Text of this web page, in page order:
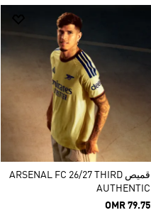
قميص ARSENAL FC 26/27 THIRD
AUTHENTIC
OMR 79.75